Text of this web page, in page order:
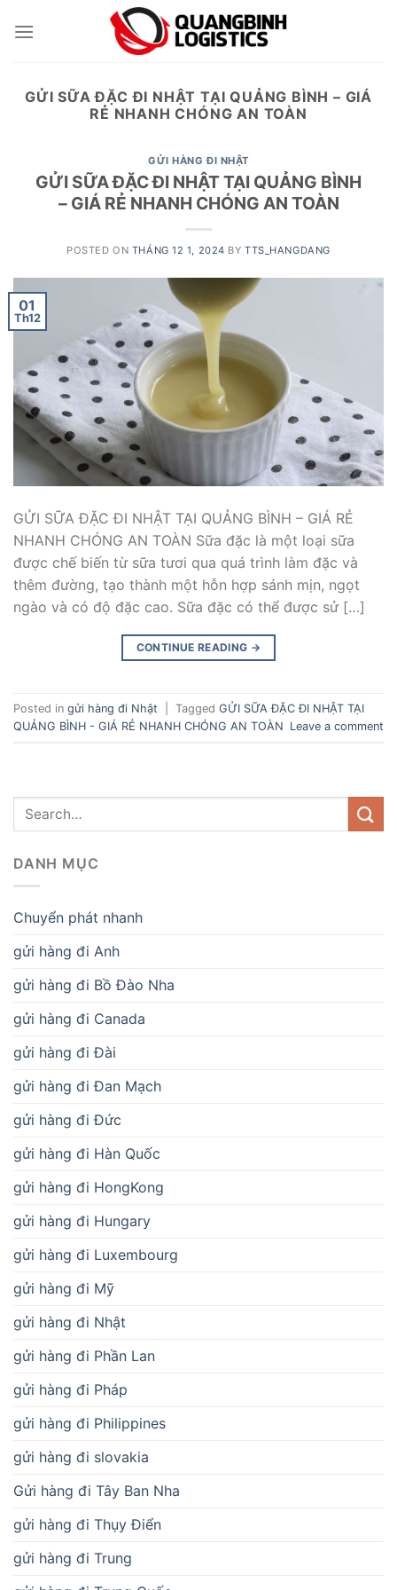
GỬI SỮA ĐẶC ĐI NHẬT TẠI QUẢNG BÌNH – GIÁ
RẺ NHANH CHÓNG AN TOÀN
GỬI HÀNG ĐI NHẬT
GỬI SỮA ĐẶC ĐI NHẬT TẠI QUẢNG BÌNH
– GIÁ RẺ NHANH CHÓNG AN TOÀN
POSTED ON THÁNG 12 1, 2024 BYTTS_HANGDANG
01
Th12
GỬI SỮA ĐẶC ĐI NHẬT TẠI QUẢNG BÌNH – GIÁ RẺ
NHANH CHÓNG AN TOÀN Sữa đặc là một loại sữa
được chế biến từ sữa tươi qua quá trình làm đặc và
thêm đường, tạo thành một hỗn hợp sánh mịn, ngọt
ngào và có độ đặc cao. Sữa đặc có thể được sử […]
CONTINUE READING →
Posted in gửi hàng đi Nhật Tagged GỬI SỮA ĐẶC ĐI NHẬT TẠI
QUẢNG BÌNH - GIÁ RẺ NHANH CHÓNG AN TOÀN Leave a comment
DANH MỤC
Chuyển phát nhanh
gửi hàng đi Anh
gửi hàng đi Bồ Đào Nha
gửi hàng đi Canada
gửi hàng đi Đài
gửi hàng đi Đan Mạch
gửi hàng đi Đức
gửi hàng đi Hàn Quốc
gửi hàng đi HongKong
gửi hàng đi Hungary
gửi hàng đi Luxembourg
gửi hàng đi Mỹ
gửi hàng đi Nhật
gửi hàng đi Phần Lan
gửi hàng đi Pháp
gửi hàng đi Philippines
gửi hàng đi slovakia
Gửi hàng đi Tây Ban Nha
gửi hàng đi Thụy Điển
gửi hàng đi Trung